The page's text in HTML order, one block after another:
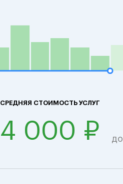
СРЕДНЯЯ СТОИМОСТЬ УСЛУГ
4 000 ₽